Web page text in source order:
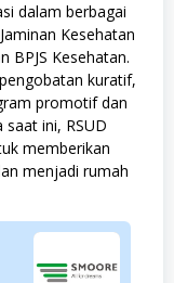
dalam berbagai
Kesehatan
BPJS Kesehatan.
kuratif,
promotif dan
ini, RSUD
memberikan
menjadi rumah